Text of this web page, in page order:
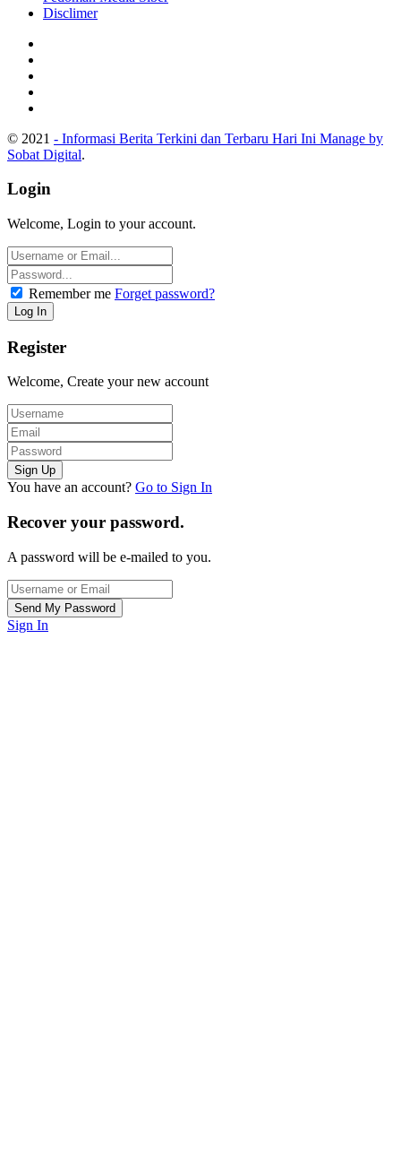
Disclimer
© 2021 - Informasi Berita Terkini dan Terbaru Hari Ini Manage by
Sobat Digital.
Login
Welcome, Login to your account.
Remember me Forget password?
Register
Welcome, Create your new account
You have an account? Go to Sign In
Recover your password.
A password will be e-mailed to you.
Sign In